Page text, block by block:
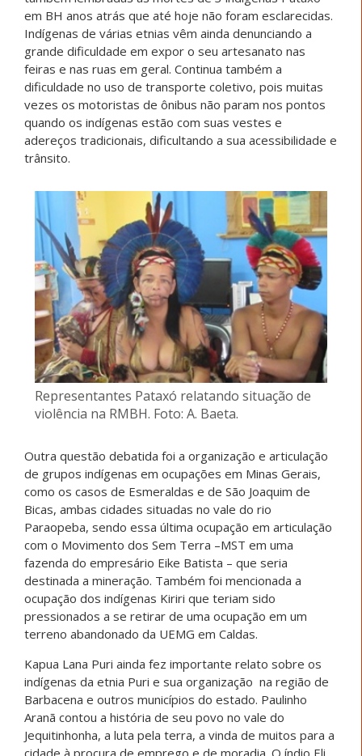
em BH anos atrás que até hoje não foram esclarecidas.
Indígenas de várias etnias vêm ainda denunciando a
grande dificuldade em expor o seu artesanato nas
feiras e nas ruas em geral. Continua também a
dificuldade no uso de transporte coletivo, pois muitas
vezes os motoristas de ônibus não param nos pontos
quando os indígenas estão com suas vestes e
adereços tradicionais, dificultando a sua acessibilidade e
trânsito.
Representantes Pataxó relatando situação de
violência na RMBH. Foto: A. Baeta.
Outra questão debatida foi a organização e articulação
de grupos indígenas em ocupações em Minas Gerais,
como os casos de Esmeraldas e de São Joaquim de
Bicas, ambas cidades situadas no vale do rio
Paraopeba, sendo essa última ocupação em articulação
com o Movimento dos Sem Terra –MST em uma
fazenda do empresário Eike Batista – que seria
destinada a mineração. Também foi mencionada a
ocupação dos indígenas Kiriri que teriam sido
pressionados a se retirar de uma ocupação em um
terreno abandonado da UEMG em Caldas.
Kapua Lana Puri ainda fez importante relato sobre os
indígenas da etnia Puri e sua organização na região de
Barbacena e outros municípios do estado. Paulinho
Aranã contou a história de seu povo no vale do
Jequitinhonha, a luta pela terra, a vinda de muitos para a